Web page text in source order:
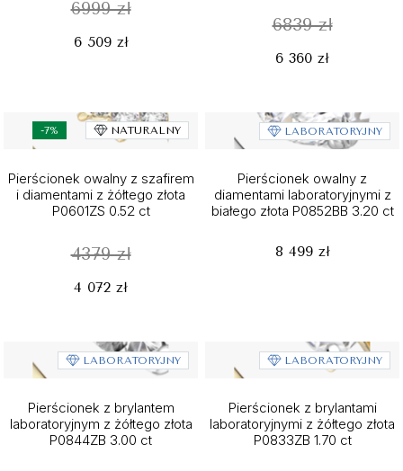
6999 zł
6 509 zł
6839 zł
6 360 zł
-7% NATURALNY
Pierścionek owalny z szafirem
i diamentami z żółtego złota
P0601ZS 0.52 ct
4379 zł
4 072 zł
LABORATORYJNY
Pierścionek owalny z
diamentami laboratoryjnymi z
białego złota P0852BB 3.20 ct
8 499 zł
LABORATORYJNY
Pierścionek z brylantem
laboratoryjnym z żółtego złota
P0844ZB 3.00 ct
LABORATORYJNY
Pierścionek z brylantami
laboratoryjnymi z żółtego złota
P0833ZB 1.70 ct